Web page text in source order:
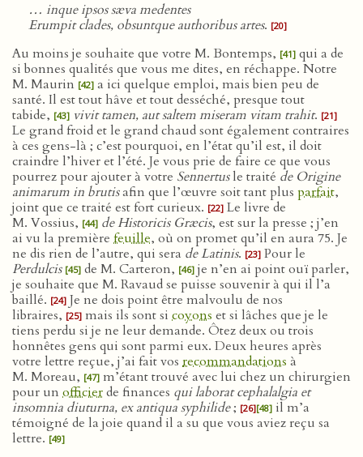
… inque ipsos sæva medentes
Erumpit clades, obsuntque authoribus artes. [20]
Au moins je souhaite que votre M. Bontemps, [41] qui a de
si bonnes qualités que vous me dites, en réchappe. Notre
M. Maurin [42] a ici quelque emploi, mais bien peu de
santé. Il est tout hâve et tout desséché, presque tout
tabide, [43] vivit tamen, aut saltem miseram vitam trahit. [21]
Le grand froid et le grand chaud sont également contraires
à ces gens-là ; c’est pourquoi, en l’état qu’il est, il doit
craindre l’hiver et l’été. Je vous prie de faire ce que vous
pourrez pour ajouter à votre Sennertusle traité de Origine
animarum in brutisafin que l’œuvre soit tant plus parfait,
joint que ce traité est fort curieux. [22] Le livre de
M. Vossius, [44] de Historicis Græcis, est sur la presse ; j’en
ai vu la première feuille, où on promet qu’il en aura 75. Je
ne dis rien de l’autre, qui sera de Latinis. [23] Pour le
Perdulcis [45] de M. Carteron, [46] je n’en ai point ouï parler,
je souhaite que M. Ravaud se puisse souvenir à qui il l’a
baillé. [24] Je ne dois point être malvoulu de nos
libraires, [25] mais ils sont si coyons et si lâches que je le
tiens perdu si je ne leur demande. Ôtez deux ou trois
honnêtes gens qui sont parmi eux. Deux heures après
votre lettre reçue, j’ai fait vos recommandations à
M. Moreau, [47] m’étant trouvé avec lui chez un chirurgien
pour un officierde finances qui laborat cephalalgia et
insomnia diuturna, ex antiqua syphilide; [26][48] il m’a
témoigné de la joie quand il a su que vous aviez reçu sa
lettre. [49]